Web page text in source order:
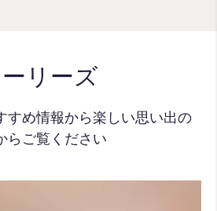
リーズ
すめ情報から楽しい思い出の
らご覧ください